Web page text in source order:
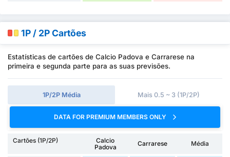
1P / 2P Cartões
Estatísticas de cartões de Calcio Padova e Carrarese na
primeira e segunda parte para as suas previsões.
1P/2P Média Mais 0.5 ~ 3 (1P/2P)
DATA FOR PREMIUM MEMBERS ONLY
Cartões (1P/2P)
Calcio
Padova
Carrarese Média